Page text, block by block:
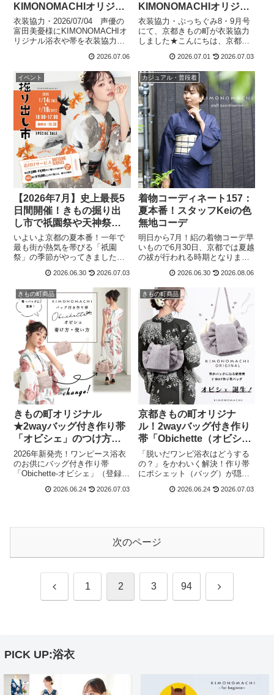
KIMONOMACHIオリジナ
ル浴衣や帯を衣装協力し
ました！
衣装協力・2026/07/04 声優の
富田美憂様にKIMONOMACHIオ
リジナル浴衣や帯を衣装協力し
の町のkeiです。2026年7月4日声
優の富田美憂様ご出演のオーバ
ーラップ文庫オールスター大集
結SP2026 ...
2026.07.06
KIMONOMACHIオリジナ
ル下駄を衣装協力しまし
た！
衣装協力・ぷっちぐみ8・9月号
にて、京都きもの町が衣装協力
しました★こんにちは、京都き
学生の女の子向け雑誌『ぷっち
ぐみ』8・9月号にて、京都きも
の町のオリジナル下駄を衣装協
力させていただきました✨夏ら
しいコー...
2026.07.01 2026.07.03
イベント
【2026年7月】史上最長5
日間開催！きもの掘り出
し市で祇園祭や天神祭り
の浴衣準備！お得な着付
け特典アリ
いよいよ京都の夏本番！一年で
最も街が熱気を帯びる「祇園
祭」の季節がやってきましたね
聞こえてくると、「今年は浴衣
でお祭りに行きたいな」と気分
が高まる方も多いのではないで
しょうか？そんな皆様の夏の思
い出作りを全力で...
2026.06.30 2026.07.03
カジュアル・普段着
着物コーディネート157：
夏本番！スタッフKeiの色
無地コーデ
明日から7月！絽の着物コーデ早
いもので6月30日、京都では夏越
の祓が行われる時期となりまし
格的な夏です。夏の和装におす
すめなのが、今年販売開始され
た絽の色無地です。絽の着用時
期について、最近は気候の関係
からやや...
2026.06.30 2026.08.06
きもの町商品
きもの町オリジナル
★2wayバッグ付き作り帯
「オビシェ」のつけ方・
使い方
2026年新発売！ワンピース浴衣
のお供にバッグ付き作り帯
「Obichette-オビシェ」（登録新
きもの町オリジナルの2way作り
2026.06.24 2026.07.03
きもの町商品
京都きもの町オリジナ
ル！2wayバッグ付き作り
帯「Obichette（オビシ
ェ）」を詳しく紹介
「脱いだワンピ浴衣はどうする
の？」をかわいく解決！作り帯
にポシェット（バッグ）が隠さ
録新案第3254875号）2026年6月
2026.06.24 2026.07.03
次のページ
前 1 2 3 94 次
PICK UP:浴衣